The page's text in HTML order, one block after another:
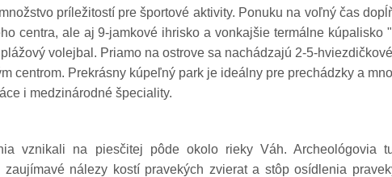
príležitostí pre športové aktivity. Ponuku na voľný čas
centra, ale aj 9-jamkové ihrisko a vonkajšie termálne kúpalisko
volejbal. Priamo na ostrove sa nachádzajú 2-5-
centrom. Prekrásny kúpeľný park je ideálny pre prechádzky a
i medzinárodné špeciality.
vznikali na piesčitej pôde okolo rieky Váh. Archeológovia
zaujímavé nálezy kostí pravekých zvierat a stôp osídlenia